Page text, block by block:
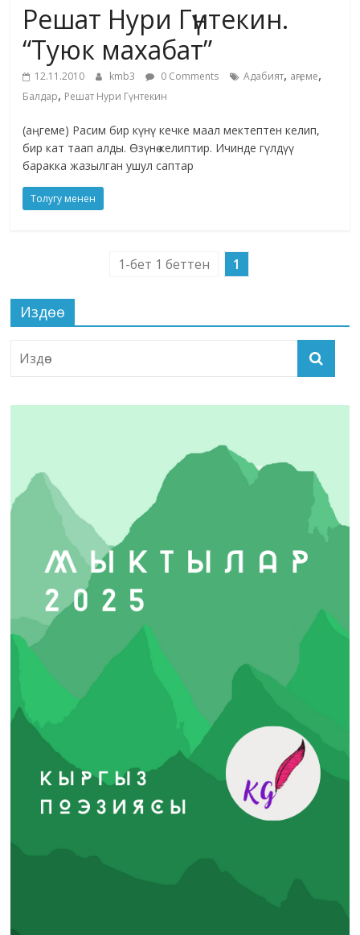
жана
адабияты
Решат Нури Гүнтекин.
“Туюк махабат”
12.11.2010 kmb3 0 Comments Адабият, аңгеме,
Балдар, Решат Нури Гүнтекин
(аңгеме) Расим бир күнү кечке маал мектептен келип,
бир кат таап алды. Өзүнө келиптир. Ичинде гүлдүү
баракка жазылган ушул саптар
Толугу менен
1-бет 1 беттен 1
Издөө